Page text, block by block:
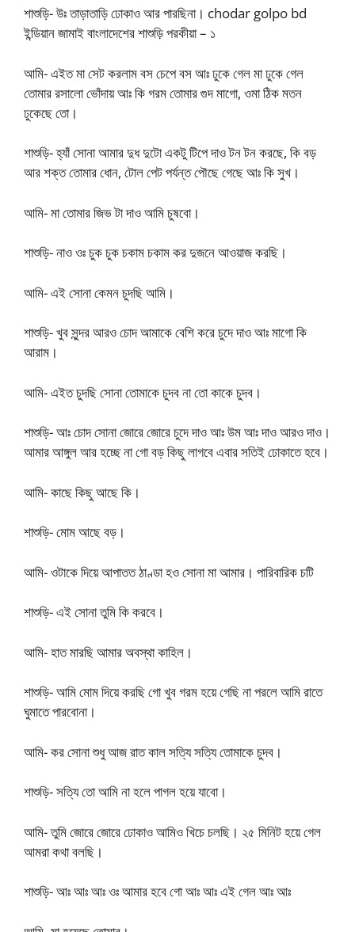
শাশুড়ি- উঃ তাড়াতাড়ি ঢোকাও আর পারছিনা। chodar golpo bd
ইন্ডিয়ান জামাই বাংলাদেশের শাশুড়ি পরকীয়া – ১
আমি- এইত মা সেট করলাম বস চেপে বস আঃ ঢুকে গেল মা ঢুকে গেল
তোমার রসালো ভোঁদায় আঃ কি গরম তোমার গুদ মাগো, ওমা ঠিক মতন
ঢুকেছে তো।
শাশুড়ি- হ্যাঁ সোনা আমার দুধ দুটো একটু টিপে দাও টন টন করছে, কি বড়
আর শক্ত তোমার ধোন, টোল পেট পর্যন্ত পৌছে গেছে আঃ কি সুখ।
আমি- মা তোমার জিভ টা দাও আমি চুষবো।
শাশুড়ি- নাও ওঃ চুক চুক চকাম চকাম কর দুজনে আওয়াজ করছি।
আমি- এই সোনা কেমন চুদছি আমি।
শাশুড়ি- খুব সুন্দর আরও চোদ আমাকে বেশি করে চুদে দাও আঃ মাগো কি
আরাম।
আমি- এইত চুদছি সোনা তোমাকে চুদব না তো কাকে চুদব।
শাশুড়ি- আঃ চোদ সোনা জোরে জোরে চুদে দাও আঃ উম আঃ দাও আরও দাও।
আমার আঙ্গুল আর হচ্ছে না গো বড় কিছু লাগবে এবার সতিই ঢোকাতে হবে।
আমি- কাছে কিছু আছে কি।
শাশুড়ি- মোম আছে বড়।
আমি- ওটাকে দিয়ে আপাতত ঠাণ্ডা হও সোনা মা আমার। পারিবারিক চটি
শাশুড়ি- এই সোনা তুমি কি করবে।
আমি- হাত মারছি আমার অবস্থা কাহিল।
শাশুড়ি- আমি মোম দিয়ে করছি গো খুব গরম হয়ে গেছি না পরলে আমি রাতে
ঘুমাতে পারবোনা।
আমি- কর সোনা শুধু আজ রাত কাল সত্যি সত্যি তোমাকে চুদব।
শাশুড়ি- সত্যি তো আমি না হলে পাগল হয়ে যাবো।
আমি- তুমি জোরে জোরে ঢোকাও আমিও খিচে চলছি। ২৫ মিনিট হয়ে গেল
আমরা কথা বলছি।
শাশুড়ি- আঃ আঃ আঃ ওঃ আমার হবে গো আঃ আঃ এই গেল আঃ আঃ